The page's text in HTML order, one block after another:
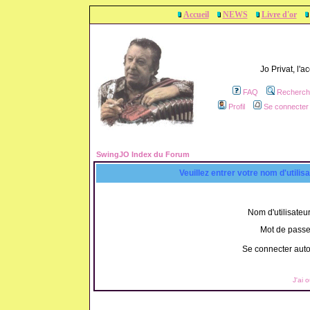
Accueil NEWS Livre d'or
Jo Privat,
FAQ
Profil
Se
SwingJO Index du Forum
Veuillez entrer votre nom
Nom
Mot de
Se connecter
J'ai